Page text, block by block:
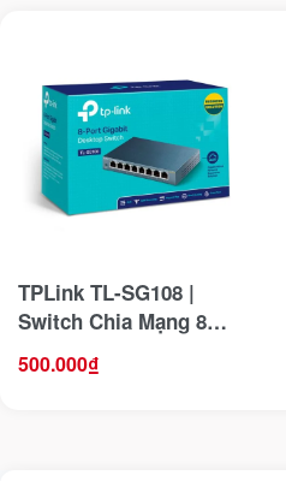
TPLink TL-SG108 |
Switch Chia Mạng 8
Cổng Gigabit
500.000₫